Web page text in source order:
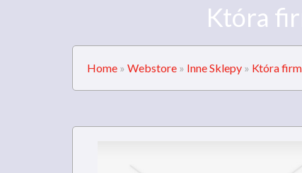
Która
Home » Webstore » Inne Sklepy » Która